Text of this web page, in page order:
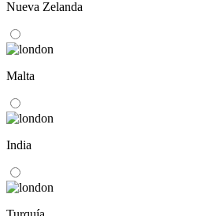
Nueva Zelanda
Malta
India